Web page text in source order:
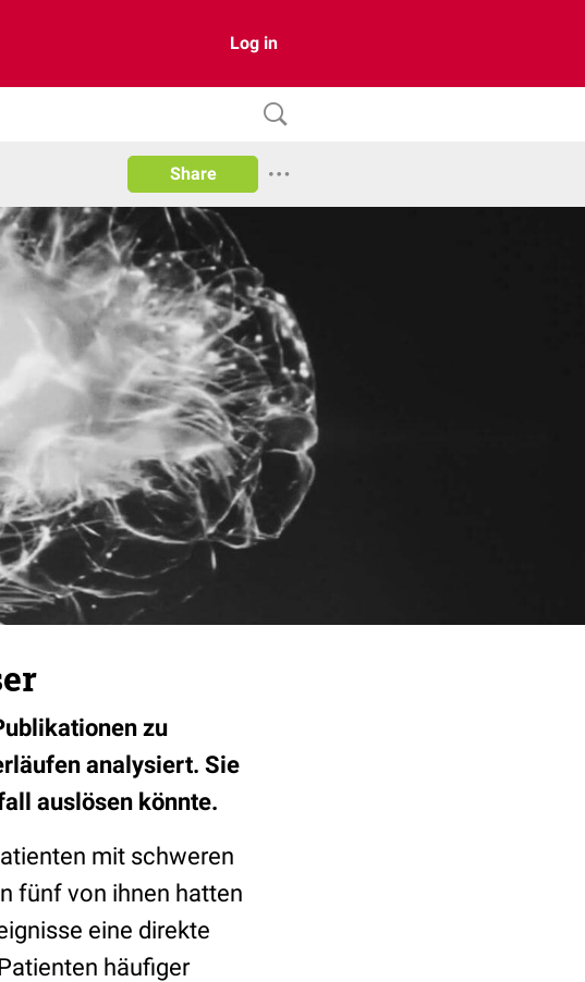
Log in
Share
zu
analysiert. Sie
auslösen könnte.
mit schweren
fünf von ihnen hatten
eine direkte
häufiger